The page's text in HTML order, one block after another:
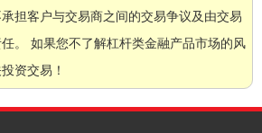
担客户与交易商之间的交易争议及由交易
。 如果您不了解杠杆类金融产品市场的风
资交易！